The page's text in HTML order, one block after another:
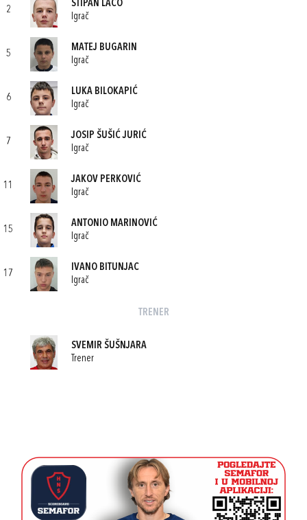
2
STIPAN LACO
Igrač
5
MATEJ BUGARIN
Igrač
6
LUKA BILOKAPIĆ
Igrač
7
JOSIP ŠUŠIĆ JURIĆ
Igrač
11
JAKOV PERKOVIĆ
Igrač
15
ANTONIO MARINOVIĆ
Igrač
17
IVANO BITUNJAC
Igrač
TRENER
SVEMIR ŠUŠNJARA
Trener